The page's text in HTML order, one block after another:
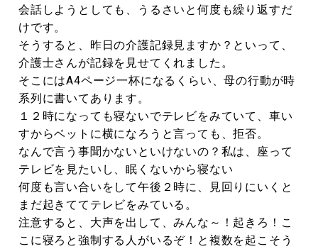
会話しようとしても、うるさいと何度も繰り返すだ
けです。
そうすると、昨日の介護記録見ますか？といって、
介護士さんが記録を見せてくれました。
そこにはA4ページ一杯になるくらい、母の行動が時
系列に書いてあります。
１２時になっても寝ないでテレビをみていて、車い
すからベットに横になろうと言っても、拒否。
なんで言う事聞かないといけないの？私は、座って
テレビを見たいし、眠くないから寝ない
何度も言い合いをして午後２時に、見回りにいくと
まだ起きててテレビをみている。
注意すると、大声を出して、みんな～！起きろ！こ
こに寝ろと強制する人がいるぞ！と複数を起こそう